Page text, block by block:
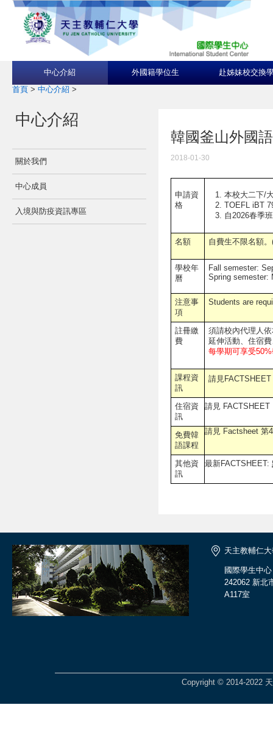
中心介紹 外國籍學位生 赴姊妹校交換
首頁 > 中心介紹 >
中心介紹
關於我們
中心成員
入境與防疫資訊專區
韓國釜山外國
2018-01-30
申請資
格
本校大二下/
TOEFL iBT
自2026春季
名額 自費生不限名額
學校年
曆
Fall semester:
Spring semester:
注意事
項
Students are
註冊繳
費
須請校內代理人
延伸活動、住宿
每學期可享受
課程資
訊
請見FACTSHEET
住宿資
訊
請見 FACTSHEET
免費韓
語課程
請見 Factsheet 第
其他資
訊
最新FACTSHEET:
天主教輔仁
國際學生中心
242062 新北
A117室
Copyright © 2014-2022